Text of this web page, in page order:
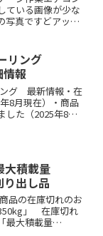
ている画像が少な
写真ですどアップ
からできます。
．．
リング
詳細情報
グ 最新情報・在
8月現在）・商品
した（2025年8
大積載量
出し品
品の在庫切れのお
」 在庫切れ
大積載量